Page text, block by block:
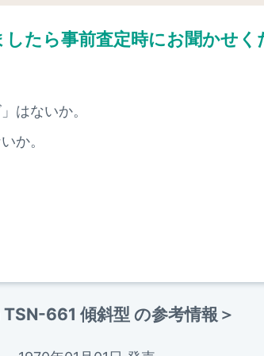
したら事前査定時にお聞かせく
はないか。
か。
TSN-661 傾斜型 の参考情報＞